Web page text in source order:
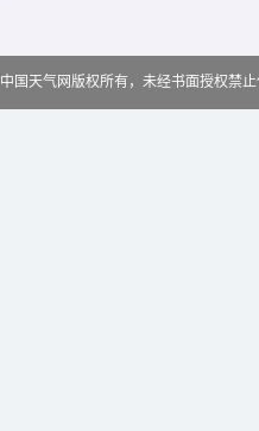
中国天气网版权所有，未经书面授权